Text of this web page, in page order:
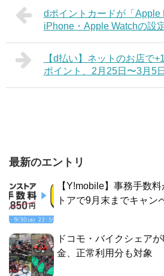
dポイントカードが「Apple
iPhone・Apple Watchの設
【d払い】ネットのお店で
ポイント、2月25日〜3月5日
最新のエントリ
【Y!mobile】事務手数
トアで9月末までキャン
ドコモ・バイクシェア
金、正常利用分も対象